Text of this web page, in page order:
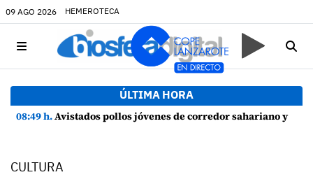
09 AGO 2026 HEMEROTECA
ÚLTIMA HORA
08:49 h.Avistados pollos jóvenes de corredor sahariano y episodios de cortejo de hubara cerca del rally de Lanzarote
CULTURA